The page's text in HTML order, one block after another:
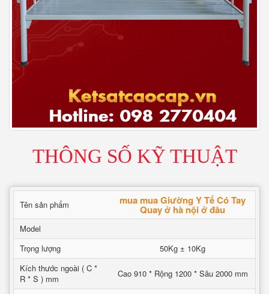
THÔNG SỐ KỸ THUẬT
Tên sản phẩm mua mua Giường Y Tế Có Tay
Quay ở hà nội ở đâu
Model
Trọng lượng
50Kg ± 10Kg
Kích thước ngoài ( C *
R * S ) mm
Cao 910 * Rộng 1200 * Sâu 2000 mm